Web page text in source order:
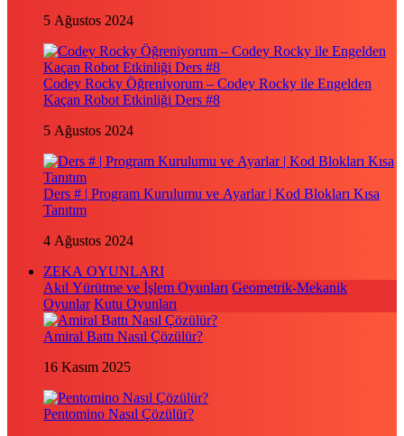
5 Ağustos 2024
Codey Rocky Öğreniyorum – Codey Rocky ile Engelden
Kaçan Robot Etkinliği Ders #8
5 Ağustos 2024
Ders # | Program Kurulumu ve Ayarlar | Kod Blokları Kısa
Tanıtım
4 Ağustos 2024
ZEKA OYUNLARI
Akıl Yürütme ve İşlem Oyunları Geometrik-Mekanik
Oyunlar Kutu Oyunları
Amiral Battı Nasıl Çözülür?
16 Kasım 2025
Pentomino Nasıl Çözülür?